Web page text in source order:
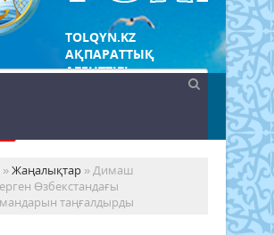
TOLQYN.KZ
АҚПАРАТТЫҚ
АГЕНТТІГІ
»Жаңалықтар » Димаш
Өзбекстандағы
таңғалдырды